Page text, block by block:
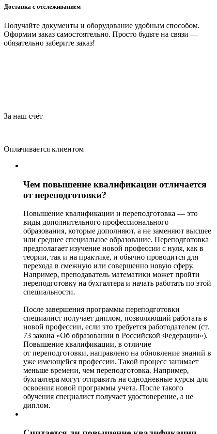
Доставка с отслеживанием
Получайте документы и оборудование удобным способом.
Оформим заказ самостоятельно. Просто будьте на связи —
обязательно заберите заказ!
За наш счёт
Оплачивается клиентом
Чем повышение квалификации отличается
от переподготовки?
Повышение квалификации и переподготовка — это
виды дополнительного профессионального
образования, которые дополняют, а не заменяют высшее
или среднее специальное образование. Переподготовка
предполагает изучение новой профессии с нуля, как в
теории, так и на практике, и обычно проводится для
перехода в смежную или совершенно новую сферу.
Например, преподаватель математики может пройти
переподготовку на бухгалтера и начать работать по этой
специальности.
После завершения программы переподготовки
специалист получает диплом, позволяющий работать в
новой профессии, если это требуется работодателем (ст.
73 закона «Об образовании в Российской Федерации»).
Повышение квалификации, в отличие
от переподготовки, направлено на обновление знаний в
уже имеющейся профессии. Такой процесс занимает
меньше времени, чем переподготовка. Например,
бухгалтера могут отправить на однодневные курсы для
освоения новой программы учета. После такого
обучения специалист получает удостоверение, а не
диплом.